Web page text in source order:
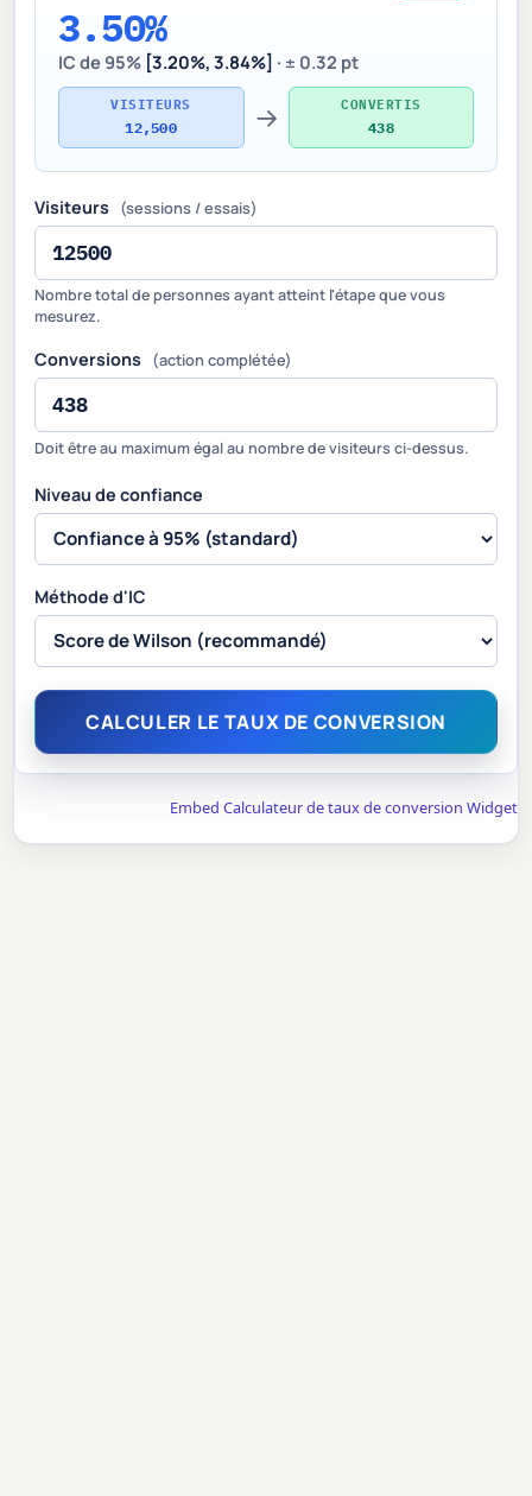
3.50%
IC de 95% [3.20%, 3.84%] · ± 0.32 pt
VISITEURS
12,500 → CONVERTIS
438
Visiteurs (sessions / essais)
Nombre total de personnes ayant atteint l'étape que vous
mesurez.
Conversions (action complétée)
Doit être au maximum égal au nombre de visiteurs ci-dessus.
Niveau de confiance
Méthode d'IC
CALCULER LE TAUX DE CONVERSION
Embed Calculateur de taux de conversion Widget